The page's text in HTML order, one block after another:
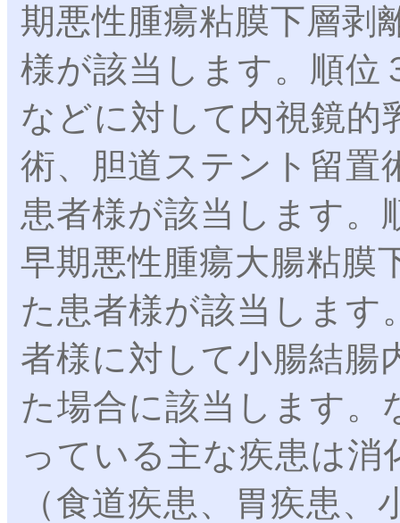
期悪性腫瘍粘膜下層剥
様が該当します。順位
などに対して内視鏡的
術、胆道ステント留置
患者様が該当します。
早期悪性腫瘍大腸粘膜
た患者様が該当します
者様に対して小腸結腸
た場合に該当します。
っている主な疾患は
（食道疾患、胃疾患